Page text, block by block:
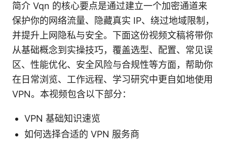
简介 Vqn 的核心要点是通过建立一个加密通道来
保护你的网络流量、隐藏真实 IP、绕过地域限制，
并提升上网隐私与安全。下面这份视频文稿将带你
从基础概念到实操技巧，覆盖选型、配置、常见误
区、性能优化、安全风险与合规性等方面，帮助你
在日常浏览、工作远程、学习研究中更自如地使用
VPN。本视频包含以下部分：
VPN 基础知识速览
如何选择合适的 VPN 服务商